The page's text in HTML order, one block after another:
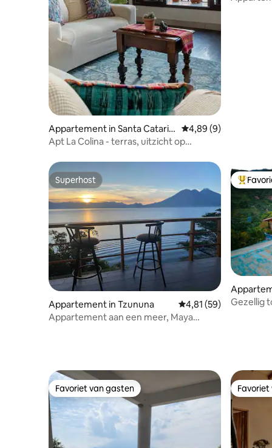
Appartement in Santa Catarin
a Palopó
Gemiddelde
4,89 (9)
Apt La Colina - terras, uitzicht op
Superhost
Superhost
Appartement in Tzununa Gemiddelde
4,81 (59)
Appartement aan een meer, Maya
a Laguna
Gezellig
Favoriet van gasten
Favoriet van gasten